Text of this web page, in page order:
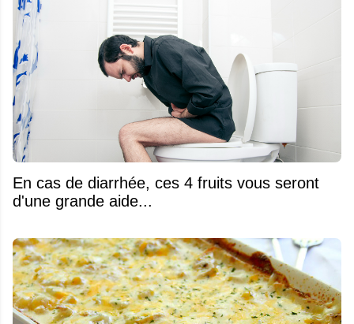
En cas de diarrhée, ces 4 fruits vous seront
d'une grande aide...